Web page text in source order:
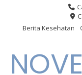
contentBerita Kesehatan